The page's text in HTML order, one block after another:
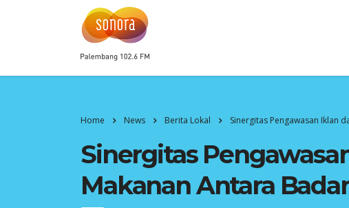
Home News Berita Lokal Sinergitas Pengawasan Iklan
Sinergitas
Makanan Antara